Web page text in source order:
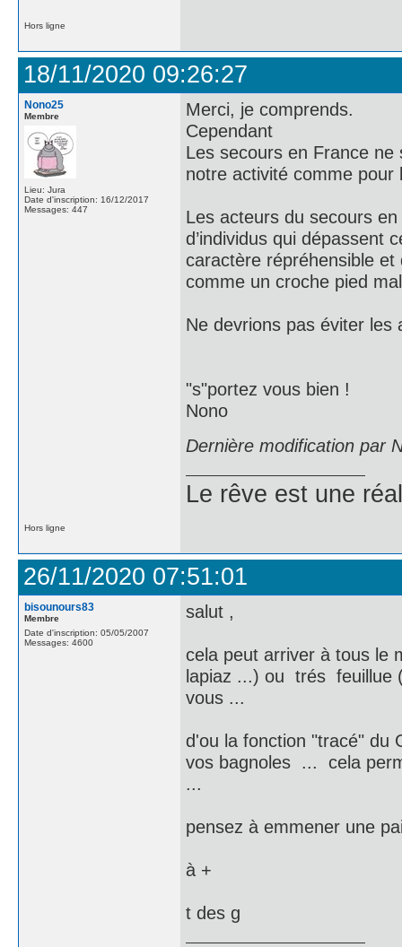
Hors ligne
18/11/2020 09:26:27
Nono25
Membre
Lieu: Jura
Date d'inscription: 16/12/2017
Messages: 447
Merci, je comprends.
Cependant
Les secours en France
notre activité comme
Les acteurs du secours
d’individus qui dépassent
caractère répréhensible
comme un croche pied
Ne devrions pas éviter les
"s"portez vous bien !
Nono
Dernière modification par
Le rêve est une
Hors ligne
26/11/2020 07:51:01
bisounours83
Membre
Date d'inscription: 05/05/2007
Messages: 4600
salut ,
cela peut arriver à tous le
lapiaz ...) ou trés feuillue
vous ...
d'ou la fonction "tracé" du
vos bagnoles ... cela
...
pensez à emmener une
à +
t des g